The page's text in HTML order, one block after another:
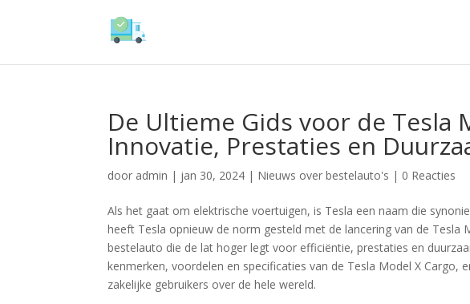
De Ultieme Gids voor de Tesla
Innovatie, Prestaties en
door admin | jan 30, 2024 | Nieuws over bestelauto's | 0 Reacties
Als het gaat om elektrische voertuigen, is Tesla een naam die
heeft Tesla opnieuw de norm gesteld met de lancering van de Tesla
bestelauto die de lat hoger legt voor efficiëntie, prestaties en
kenmerken, voordelen en specificaties van de Tesla Model X Cargo,
zakelijke gebruikers over de hele wereld.